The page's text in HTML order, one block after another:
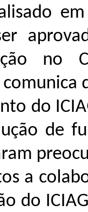
no
comunica
do
de
a
do